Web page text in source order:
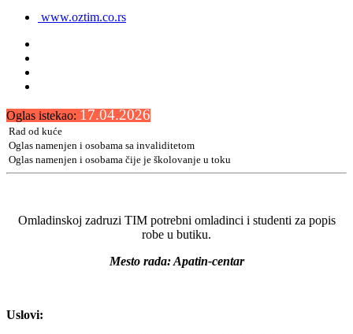
www.oztim.co.rs
Oglas istekao: 17.04.2026
Rad od kuće
Oglas namenjen i osobama sa invaliditetom
Oglas namenjen i osobama čije je školovanje u toku
Omladinskoj zadruzi TIM potrebni omladinci i studenti za popis
robe u butiku.
Mesto rada: Apatin-centar
Uslovi: